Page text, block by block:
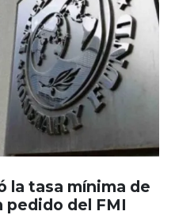
la tasa mínima de
pedido del FMI